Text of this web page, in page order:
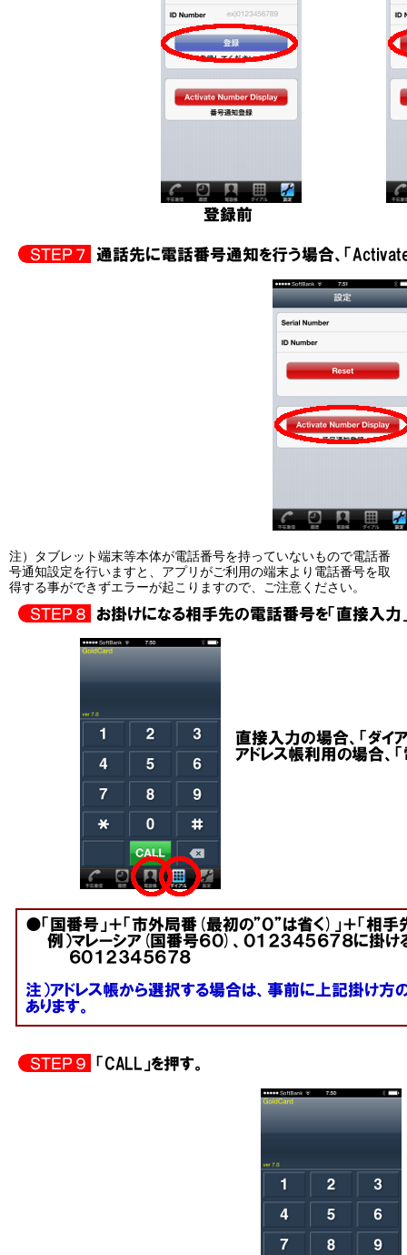
注）タブレット端末等本体が電話番号を持っていないもので電話番
号通知設定を行いますと、アプリがご利用の端末より電話番号を取
得する事ができずエラーが起こりますので、ご注意ください。